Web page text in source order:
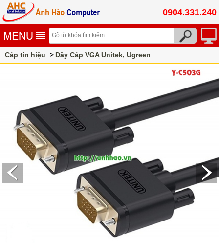
0904.331.240
Cáp tín hiệu Dây Cáp VGA Unitek, Ugreen